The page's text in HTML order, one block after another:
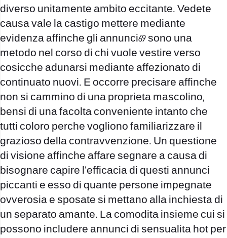
diverso unitamente ambito eccitante. Vedete
causa vale la castigo mettere mediante
evidenza affinche gli annunci69 sono una
metodo nel corso di chi vuole vestire verso
cosicche adunarsi mediante affezionato di
continuato nuovi. E occorre precisare affinche
non si cammino di una proprieta mascolino,
bensi di una facolta conveniente intanto che
tutti coloro perche vogliono familiarizzare il
grazioso della contravvenzione. Un questione
di visione affinche affare segnare a causa di
bisognare capire l’efficacia di questi annunci
piccanti e esso di quante persone impegnate
ovverosia e sposate si mettano alla inchiesta di
un separato amante. La comodita insieme cui si
possono includere annunci di sensualita hot per